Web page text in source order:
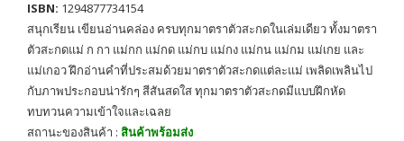
ISBN: 1294877734154
สนุกเรียน เขียนอ่านคล่อง ครบทุกมาตราตัวสะกดในเล่มเดียว ทั้งมาตรา
ตัวสะกดแม่ ก กา แม่กก แม่กด แม่กบ แม่กง แม่กน แม่กม แม่เกย และ
แม่เกอว ฝึกอ่านคำที่ประสมด้วยมาตราตัวสะกดแต่ละแม่ เพลิดเพลินไป
กับภาพประกอบน่ารักๆ สีสันสดใส ทุกมาตราตัวสะกดมีแบบฝึกหัด
ทบทวนความเข้าใจและเฉลย
สถานะของสินค้า : สินค้าพร้อมส่ง